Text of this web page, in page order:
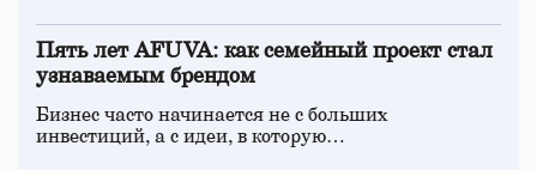
Пять лет AFUVA: как семейный проект стал
узнаваемым брендом
Бизнес часто начинается не с больших
инвестиций, а с идеи, в которую…